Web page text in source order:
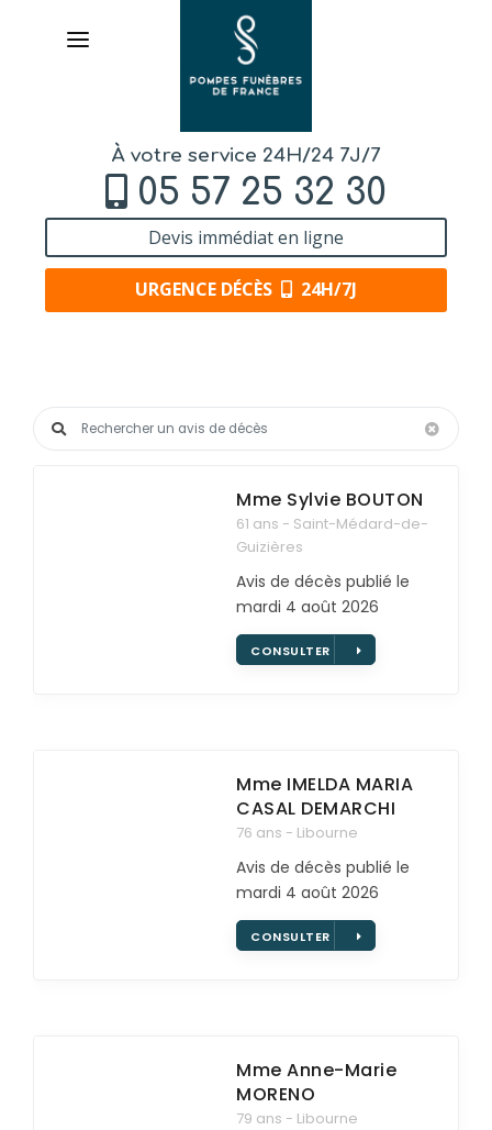
À votre service 24H/24 7J/7
05 57 25 32 30
Devis immédiat en ligne
URGENCE DÉCÈS 24H/7J
DE DÉCÈS
PRÉVOIR
SES OBSÈQUES
SERVICES
& ARTICLES
Nos capitons funéraires
FUNÉRAIRE
ESPACE FAMILLE
Rechercher un avis de décès Effacer
Mme Sylvie BOUTON
61 ans - Saint-Médard-de-
Guizières
Avis de décès publié le
mardi 4 août 2026
CONSULTER
Mme IMELDA MARIA
CASAL DEMARCHI
76 ans - Libourne
Avis de décès publié le
mardi 4 août 2026
CONSULTER
Mme Anne-Marie
MORENO
79 ans - Libourne